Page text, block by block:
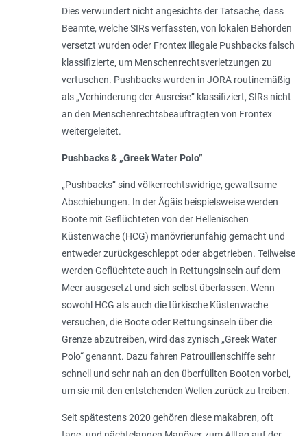
Dies verwundert nicht angesichts der Tatsache, dass
Beamte, welche SIRs verfassten, von lokalen Behörden
versetzt wurden oder Frontex illegale Pushbacks falsch
klassifizierte, um Menschenrechtsverletzungen zu
vertuschen. Pushbacks wurden in JORA routinemäßig
als „Verhinderung der Ausreise“ klassifiziert, SIRs nicht
an den Menschenrechtsbeauftragten von Frontex
weitergeleitet.
Pushbacks & „Greek Water Polo”
„Pushbacks“ sind völkerrechtswidrige, gewaltsame
Abschiebungen. In der Ägäis beispielsweise werden
Boote mit Geflüchteten von der Hellenischen
Küstenwache (HCG) manövrierunfähig gemacht und
entweder zurückgeschleppt oder abgetrieben. Teilweise
werden Geflüchtete auch in Rettungsinseln auf dem
Meer ausgesetzt und sich selbst überlassen. Wenn
sowohl HCG als auch die türkische Küstenwache
versuchen, die Boote oder Rettungsinseln über die
Grenze abzutreiben, wird das zynisch „Greek Water
Polo“ genannt. Dazu fahren Patrouillenschiffe sehr
schnell und sehr nah an den überfüllten Booten vorbei,
um sie mit den entstehenden Wellen zurück zu treiben.
Seit spätestens 2020 gehören diese makabren, oft